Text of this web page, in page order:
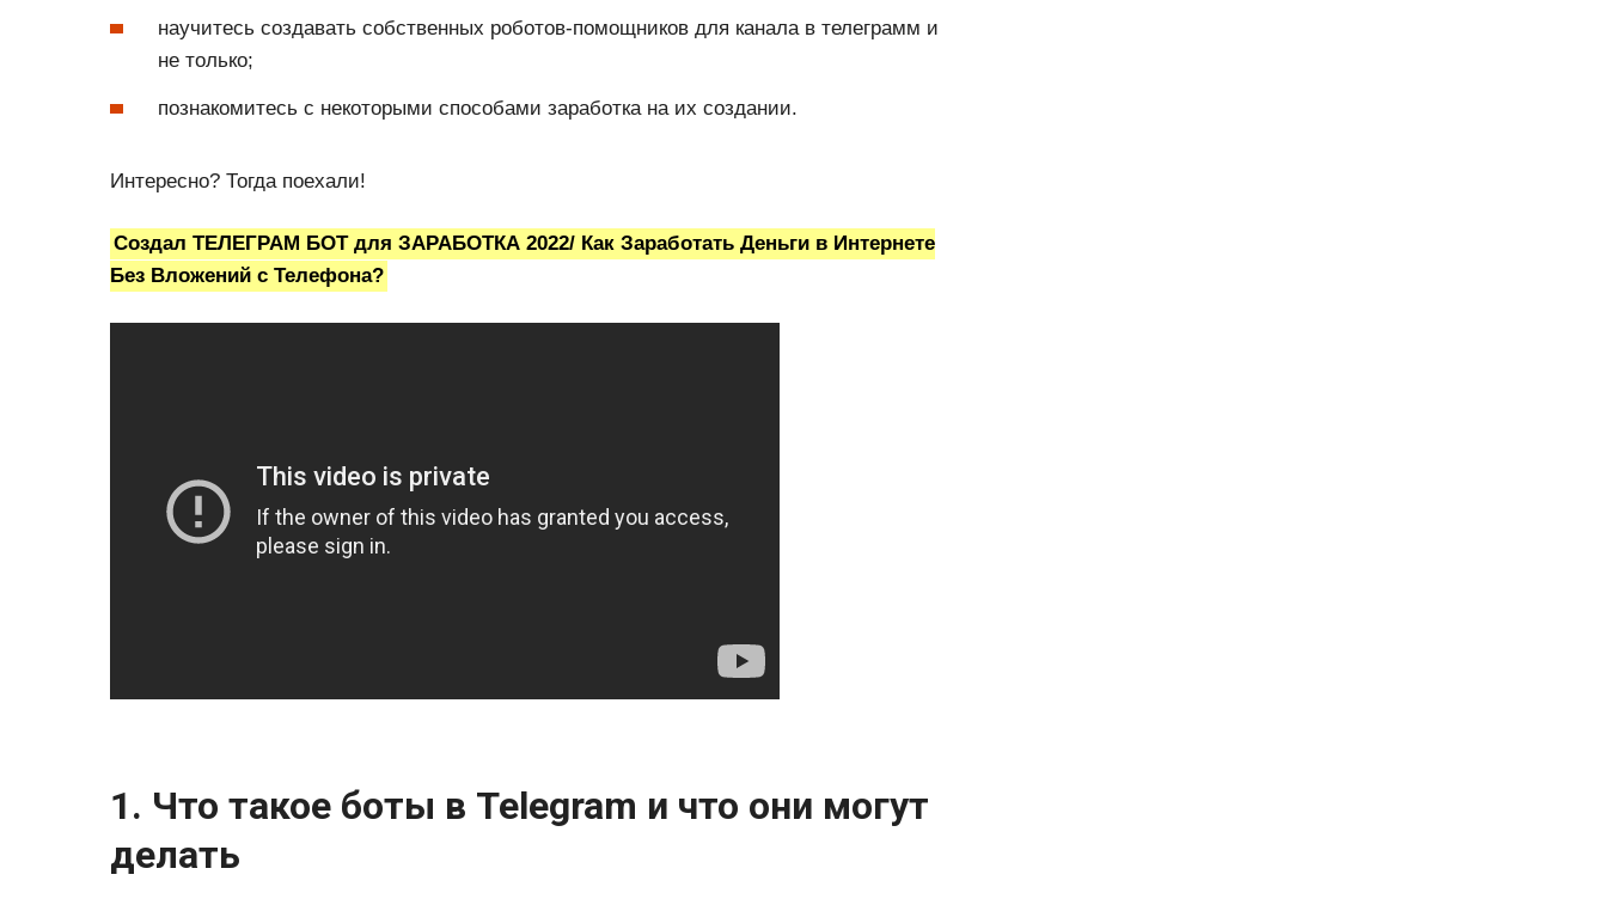
научитесь создавать собственных роботов-помощников для канала в телеграмм и
не только;
познакомитесь с некоторыми способами заработка на их создании.
Интересно? Тогда поехали!
Создал ТЕЛЕГРАМ БОТ для ЗАРАБОТКА 2022/ Как Заработать Деньги в Интернете
Без Вложений с Телефона?
1. Что такое боты в Telegram и что они могут
делать